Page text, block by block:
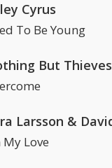
Cyrus
To Be Young
But Thieves
Larsson &
My Love